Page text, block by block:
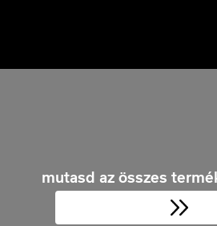
mutasd az összes